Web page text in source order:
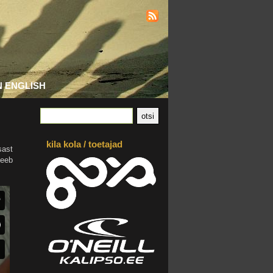
ENGLISH
kila kola / toetajad